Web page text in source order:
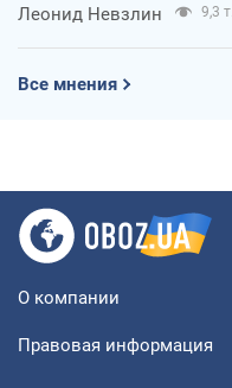
Леонид Невзлин 9,3 т.
Все мнения
О компании
Правовая информация